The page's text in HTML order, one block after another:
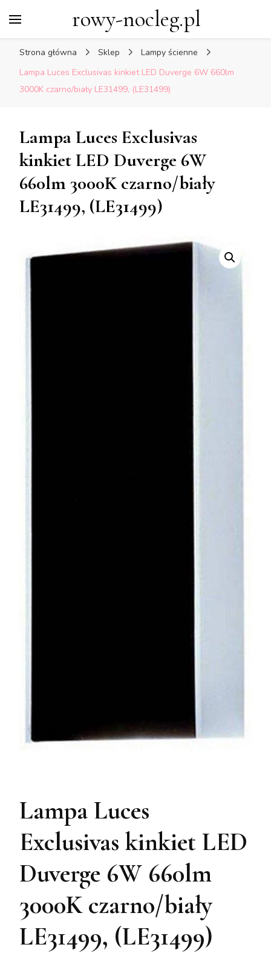
rowy-nocleg.pl
Strona główna Sklep
Lampy ścienne
Lampa Luces Exclusivas kinkiet LED Duverge 6W 660lm
3000K czarno/biały LE31499, (LE31499)
Lampa Luces Exclusivas
kinkiet LED Duverge 6W
660lm 3000K czarno/biały
LE31499, (LE31499)
Lampa Luces
Exclusivas kinkiet LED
Duverge 6W 660lm
3000K czarno/biały
LE31499, (LE31499)